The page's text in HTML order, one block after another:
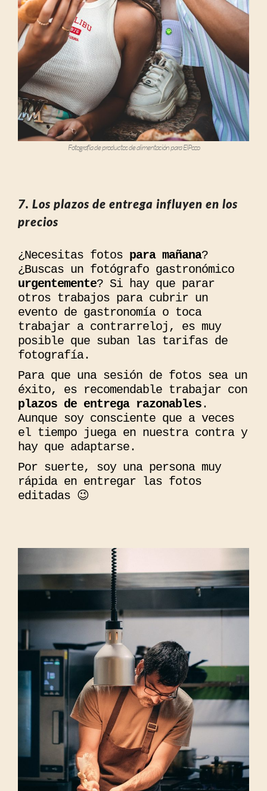
Fotografía de productos de alimentación para ElPozo
7. Los plazos de entrega influyen en los
precios
¿Necesitas fotos para mañana?
¿Buscas un fotógrafo gastronómico
urgentemente? Si hay que parar
otros trabajos para cubrir un
evento de gastronomía o toca
trabajar a contrarreloj, es muy
posible que suban las tarifas de
fotografía.
Para que una sesión de fotos sea un
éxito, es recomendable trabajar con
plazos de entrega razonables.
Aunque soy consciente que a veces
el tiempo juega en nuestra contra y
hay que adaptarse.
Por suerte, soy una persona muy
rápida en entregar las fotos
editadas 😉